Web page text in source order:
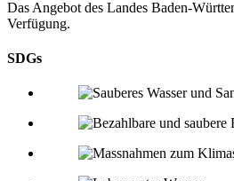
Das Angebot des Landes Baden-
Verfügung.
SDGs